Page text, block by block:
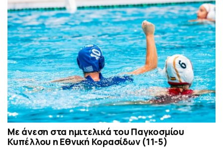
Με άνεση στα ημιτελικά του Παγκοσμίου
Κυπέλλου η Εθνική Κορασίδων (11-5)